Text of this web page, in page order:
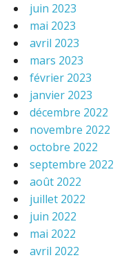
juin 2023
mai 2023
avril 2023
mars 2023
février 2023
janvier 2023
décembre 2022
novembre 2022
octobre 2022
septembre 2022
août 2022
juillet 2022
juin 2022
mai 2022
avril 2022